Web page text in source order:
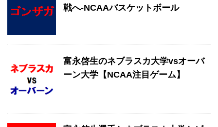
戦へ-NCAAバスケットボール
富永啓生のネブラスカ大学vsオーバ
ーン大学【NCAA注目ゲーム】